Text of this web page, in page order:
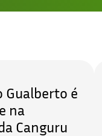
Gualberto é
na
Canguru